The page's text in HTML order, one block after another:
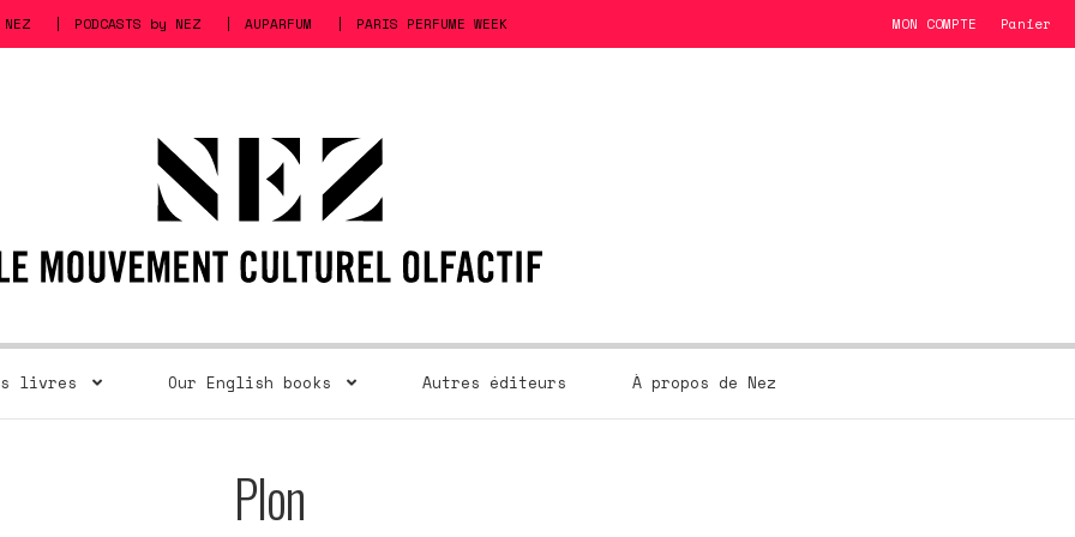
PODCASTS by NEZ AUPARFUM PARIS PERFUME WEEK MON COMPTE Panier
livres Our English books Autres éditeurs À propos de Nez
Plon